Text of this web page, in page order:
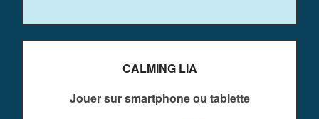
CALMING LIA
Jouer sur smartphone ou tablette